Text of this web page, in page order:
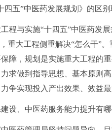
四五”中医药发展规划》的区
程与实施“十四五”中医药发
重大工程侧重解决“怎么干”
障，规划是实施重大工程的
求做到指导思想、基本原则
争实现投入产出效果、效益
设、中医药服务能力提升有